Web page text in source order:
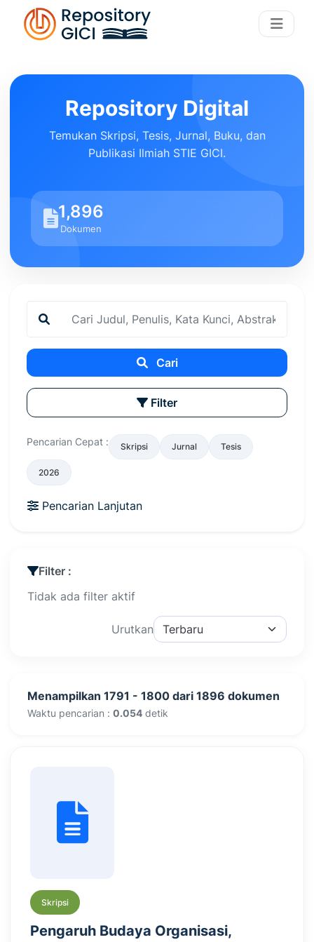
Repository Digital
Temukan Skripsi, Tesis, Jurnal, Buku, dan
Publikasi Ilmiah STIE GICI.
1,896
Dokumen
Cari
Filter
Pencarian Cepat : Skripsi Jurnal Tesis
2026
Pencarian Lanjutan
Filter :
Tidak ada filter aktif
Urutkan
Menampilkan 1791 - 1800 dari 1896 dokumen
Waktu pencarian : 0.054 detik
Skripsi
Pengaruh Budaya Organisasi,